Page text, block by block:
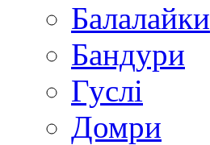
Балалайки
Бандури
Гуслі
Домри